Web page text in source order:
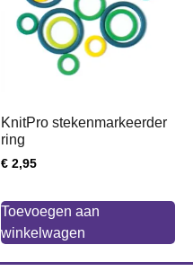
KnitPro stekenmarkeerder
ring
€ 2,95
Toevoegen aan
winkelwagen